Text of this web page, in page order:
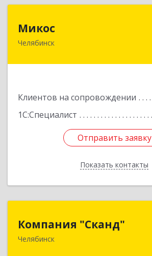
Микос
Челябинск
Клиентов на сопровождении
1С:Специалист
Отправить заявку
Показать контакты
Отправить заявку
Назад
Компания "Сканд"
Челябинск